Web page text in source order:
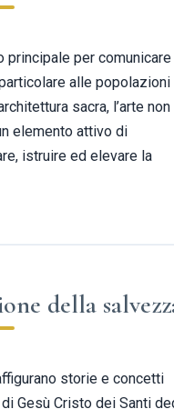
principale per comunicare
alle popolazioni
sacra, l’arte non
elemento attivo di
istruire ed elevare la
della
storie e concetti
Gesù Cristo dei Santi